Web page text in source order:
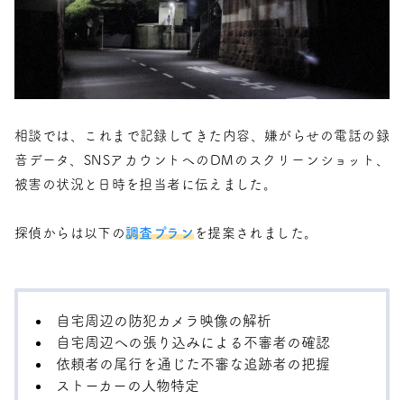
相談では、これまで記録してきた内容、嫌がらせの電話の録
音データ、SNSアカウントへのDMのスクリーンショット、
被害の状況と日時を担当者に伝えました。
探偵からは以下の調査プランを提案されました。
自宅周辺の防犯カメラ映像の解析
自宅周辺への張り込みによる不審者の確認
依頼者の尾行を通じた不審な追跡者の把握
ストーカーの人物特定